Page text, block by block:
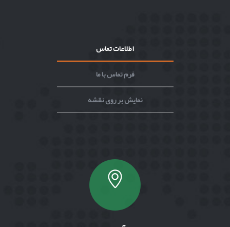
اطلاعات تماس
فرم تماس با ما
نمایش بر روی نقشه